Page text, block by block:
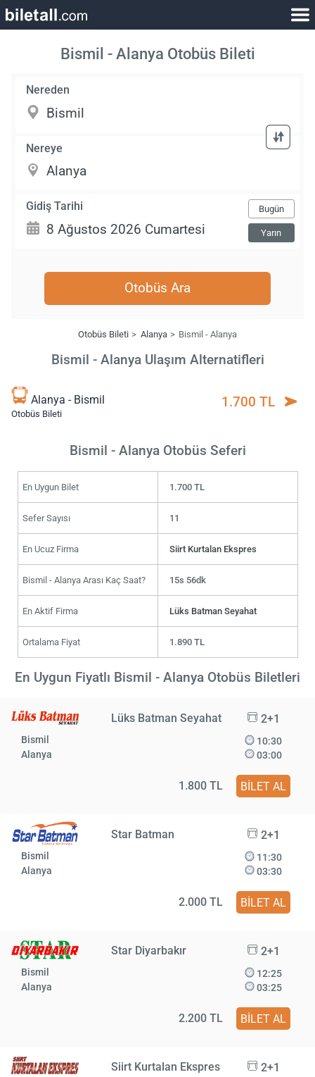
Bismil - Alanya Otobüs Bileti
Nereden
Nereye
Gidiş Tarihi Bugün
Yarın
Otobüs Ara
Otobüs Bileti Alanya Bismil - Alanya
Bismil - Alanya Ulaşım Alternatifleri
Alanya - Bismil
Otobüs Bileti
1.700 TL
Bismil - Alanya Otobüs Seferi
En Uygun Bilet 1.700 TL
Sefer Sayısı 11
En Ucuz Firma Siirt Kurtalan Ekspres
Bismil - Alanya Arası Kaç Saat? 15s 56dk
En Aktif Firma Lüks Batman Seyahat
Ortalama Fiyat 1.890 TL
En Uygun Fiyatlı Bismil - Alanya Otobüs Biletleri
Lüks Batman Seyahat 2+1
Bismil
Alanya
10:30
03:00
1.800 TL BİLET AL
Star Batman 2+1
Bismil
Alanya
11:30
03:30
2.000 TL BİLET AL
Star Diyarbakır 2+1
Bismil
Alanya
12:25
03:25
2.200 TL BİLET AL
Siirt Kurtalan Ekspres 2+1